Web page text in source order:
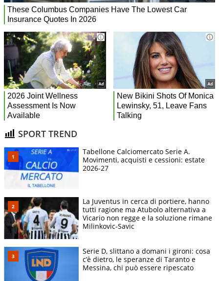
SPORT TREND
Tabellone Calciomercato Serie A.
Movimenti, acquisti e cessioni: estate
2026-27
La Juventus in cerca di portiere, hanno
tutti ragione ma Atubolo alternativa a
Vicario non regge e la soluzione rimane
Milinkovic-Savic
Serie D, slittano a domani i gironi: cosa
c’è dietro, le speranze di Taranto e
Messina, chi può essere ripescato